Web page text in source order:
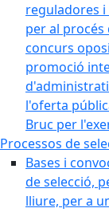
reguladores
per al procés
concurs
promoció
l'oferta
Bruc per
Processos de
Bases i
de selecció,
lliure, per a